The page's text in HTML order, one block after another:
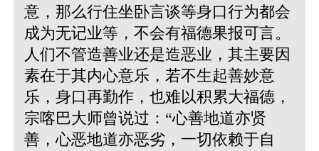
意，那么行住坐卧言谈等身口行为都会
成为无记业等，不会有福德果报可言。
人们不管造善业还是造恶业，其主要因
素在于其内心意乐，若不生起善妙意
乐，身口再勤作，也难以积累大福德，
宗喀巴大师曾说过：“心善地道亦贤
善，心恶地道亦恶劣，一切依赖于自